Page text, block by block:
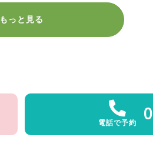
もっと見る
電話で予約